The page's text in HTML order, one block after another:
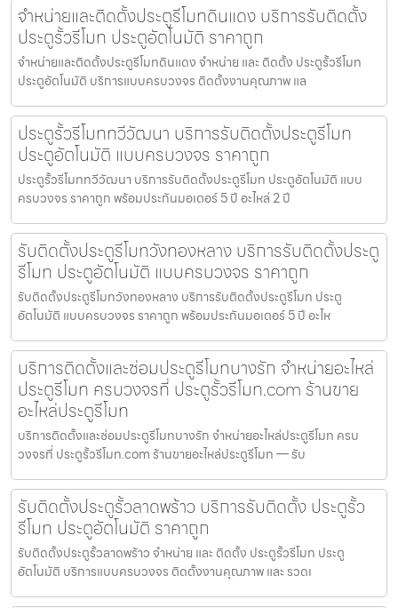
จำหน่ายและติดตั้งประตูรีโมทดินแดง บริการรับติดตั้ง
ประตูรั้วรีโมท ประตูอัตโนมัติ ราคาถูก
จำหน่ายและติดตั้งประตูรีโมทดินแดง จำหน่าย และ ติดตั้ง ประตูรั้วรีโมท
ประตูอัตโนมัติ บริการแบบครบวงจร ติดตั้งงานคุณภาพ แล
ประตูรั้วรีโมททวีวัฒนา บริการรับติดตั้งประตูรีโมท
ประตูอัตโนมัติ แบบครบวงจร ราคาถูก
ประตูรั้วรีโมททวีวัฒนา บริการรับติดตั้งประตูรีโมท ประตูอัตโนมัติ แบบ
ครบวงจร ราคาถูก พร้อมประกันมอเตอร์ 5 ปี อะไหล่ 2 ปี
รับติดตั้งประตูรีโมทวังทองหลาง บริการรับติดตั้งประตู
รีโมท ประตูอัตโนมัติ แบบครบวงจร ราคาถูก
รับติดตั้งประตูรีโมทวังทองหลาง บริการรับติดตั้งประตูรีโมท ประตู
อัตโนมัติ แบบครบวงจร ราคาถูก พร้อมประกันมอเตอร์ 5 ปี อะไห
บริการติดตั้งและซ่อมประตูรีโมทบางรัก จำหน่ายอะไหล่
ประตูรีโมท ครบวงจรที่ ประตูรั้วรีโมท.com ร้านขาย
อะไหล่ประตูรีโมท
บริการติดตั้งและซ่อมประตูรีโมทบางรัก จำหน่ายอะไหล่ประตูรีโมท ครบ
วงจรที่ ประตูรั้วรีโมท.com ร้านขายอะไหล่ประตูรีโมท — รับ
รับติดตั้งประตูรั้วลาดพร้าว บริการรับติดตั้ง ประตูรั้ว
รีโมท ประตูอัตโนมัติ ราคาถูก
รับติดตั้งประตูรั้วลาดพร้าว จำหน่าย และ ติดตั้ง ประตูรั้วรีโมท ประตู
อัตโนมัติ บริการแบบครบวงจร ติดตั้งงานคุณภาพ และ รวดเ